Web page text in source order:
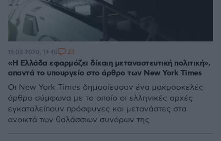
«Η Ελλάδα εφαρμόζει δίκαιη μεταναστευτική πολιτική»,
απαντά το υπουργείο στο άρθρο των New York Times
Οι New York Times δημοσίευσαν ένα μακροσκελές
άρθρο σύμφωνα με το οποίο οι ελληνικές αρχές
εγκαταλείπουν πρόσφυγες και μετανάστες στα
ανοικτά των θαλάσσιων συνόρων της
15.08.2020, 14:40 23